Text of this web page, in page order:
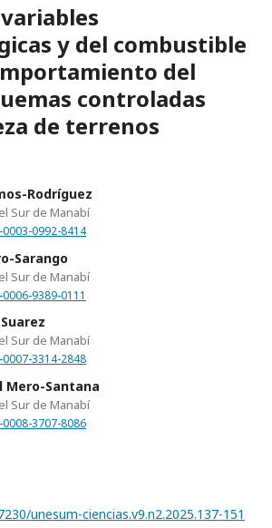
y del combustible
del
controladas
de terrenos
Rodríguez
Sur de Manabí
0992-8414
Sarango
Sur de Manabí
9389-0111
Sur de Manabí
3314-2848
Mero-Santana
Sur de Manabí
3707-8086
unesum-ciencias.v9.n2.2025.137-151